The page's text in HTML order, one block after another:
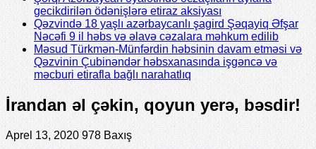
gecikdirilən ödənişlərə etiraz aksiyası
Qəzvində 18 yaşlı azərbaycanlı şagird Şəqayiq Əfşar
Nəcəfi 9 il həbs və əlavə cəzalara məhkum edilib
Məsud Türkmən-Münfərdin həbsinin davam etməsi və
Qəzvinin Çubinəndər həbsxanasında işgəncə və
məcburi etirafla bağlı narahatlıq
İrandan əl çəkin, qoyun yerə, bəsdir!
Aprel 13, 2020 978 Baxış